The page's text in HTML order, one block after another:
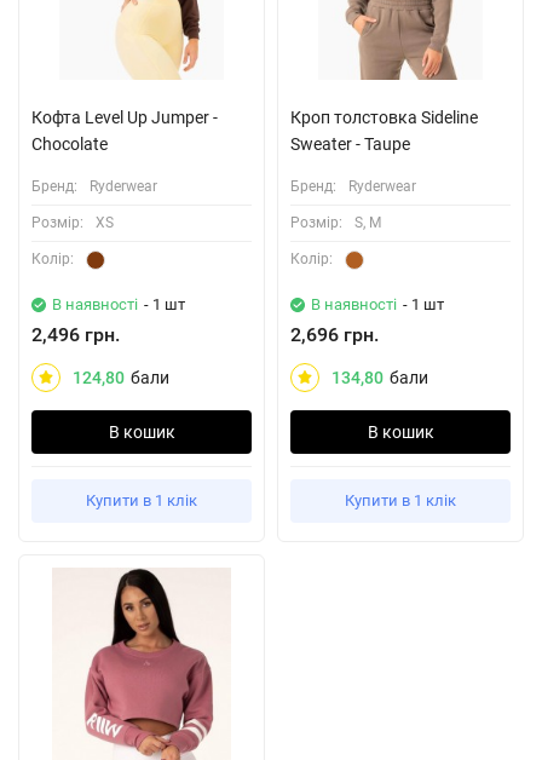
Кофта Level Up Jumper -
Chocolate
Бренд: Ryderwear
Розмiр: XS
Колiр:
В наявності - 1 шт
2,496 грн.
124,80 бали
В кошик
Купити в 1 клік
Кроп толстовка Sideline
Sweater - Taupe
Бренд: Ryderwear
Розмiр: S, M
Колiр:
В наявності - 1 шт
2,696 грн.
134,80 бали
В кошик
Купити в 1 клік